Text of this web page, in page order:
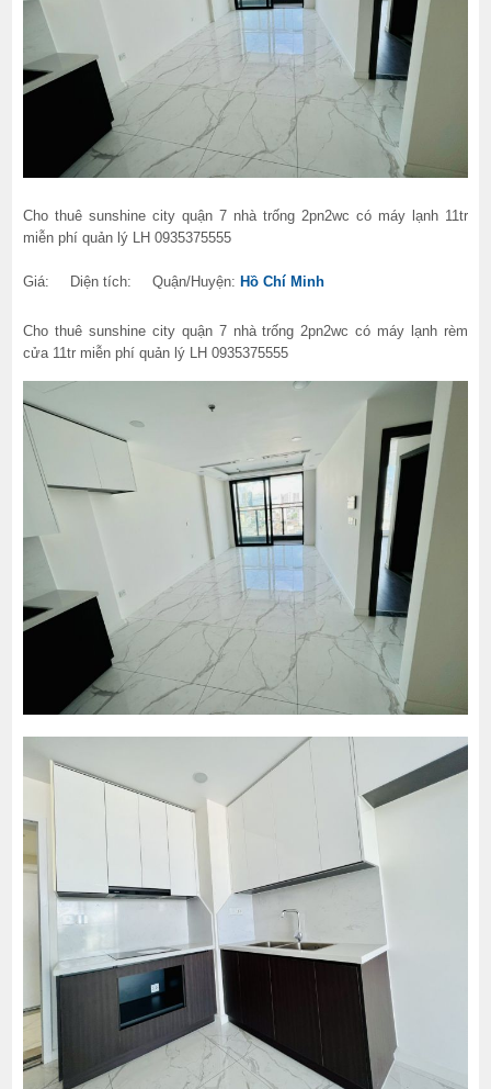
Cho thuê sunshine city quận 7 nhà trống 2pn2wc có máy lạnh 11tr
miễn phí quản lý LH 0935375555
Giá: Diện tích: Quận/Huyện: Hồ Chí Minh
Cho thuê sunshine city quận 7 nhà trống 2pn2wc có máy lạnh rèm
cửa 11tr miễn phí quản lý LH 0935375555